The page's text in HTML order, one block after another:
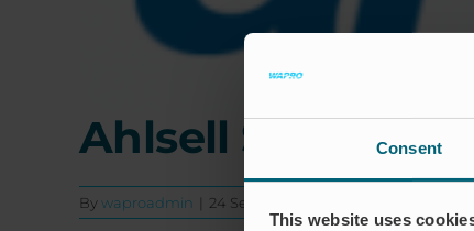
Consent
This website uses
Ahlsell Sverige
Bywaproadmin 24 September 2025